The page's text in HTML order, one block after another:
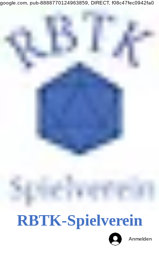
google.com, pub-8888770124963859, DIRECT, f08c47fec0942fa0
RBTK-Spielverein
Anmelden